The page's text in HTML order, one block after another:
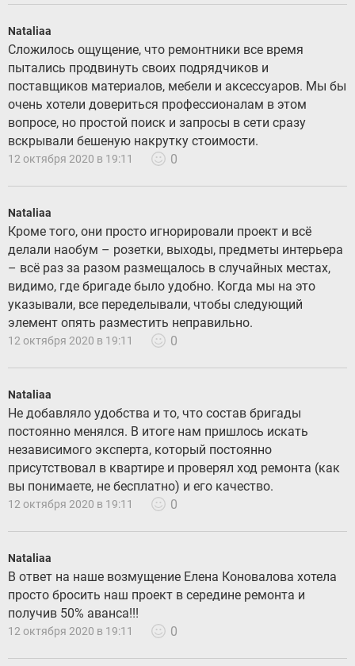
Nataliaa
Сложилось ощущение, что ремонтники все время
пытались продвинуть своих подрядчиков и
поставщиков материалов, мебели и аксессуаров. Мы бы
очень хотели довериться профессионалам в этом
вопросе, но простой поиск и запросы в сети сразу
вскрывали бешеную накрутку стоимости.
12 октября 2020 в 19:11 0
Nataliaa
Кроме того, они просто игнорировали проект и всё
делали наобум – розетки, выходы, предметы интерьера
– всё раз за разом размещалось в случайных местах,
видимо, где бригаде было удобно. Когда мы на это
указывали, все переделывали, чтобы следующий
элемент опять разместить неправильно.
12 октября 2020 в 19:11 0
Nataliaa
Не добавляло удобства и то, что состав бригады
постоянно менялся. В итоге нам пришлось искать
независимого эксперта, который постоянно
присутствовал в квартире и проверял ход ремонта (как
вы понимаете, не бесплатно) и его качество.
12 октября 2020 в 19:11 0
Nataliaa
В ответ на наше возмущение Елена Коновалова хотела
просто бросить наш проект в середине ремонта и
получив 50% аванса!!!
12 октября 2020 в 19:11 0